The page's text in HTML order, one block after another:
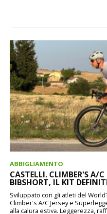
ABBIGLIAMENTO
CASTELLI. CLIMBER'S A/C
BIBSHORT, IL KIT
Sviluppato con gli atleti del
Climber's A/C Jersey e
alla calura estiva. Leggerezza,